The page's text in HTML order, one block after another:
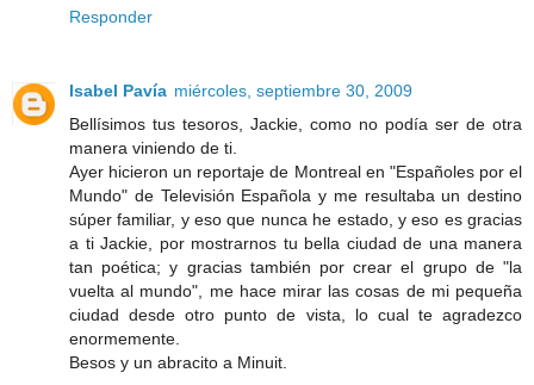
Responder
Isabel Pavía miércoles, septiembre 30, 2009
Bellísimos tus tesoros, Jackie, como no podía ser de otra
manera viniendo de ti.
Ayer hicieron un reportaje de Montreal en "Españoles por el
Mundo" de Televisión Española y me resultaba un destino
súper familiar, y eso que nunca he estado, y eso es gracias
a ti Jackie, por mostrarnos tu bella ciudad de una manera
tan poética; y gracias también por crear el grupo de "la
vuelta al mundo", me hace mirar las cosas de mi pequeña
ciudad desde otro punto de vista, lo cual te agradezco
enormemente.
Besos y un abracito a Minuit.